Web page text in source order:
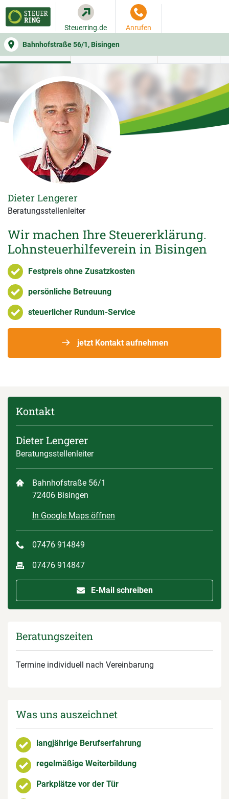
Bahnhofstraße 56/1, Bisingen
Steuerring.de Anrufen
WER SIE BERÄT BEITRAGSRECHNER
Wir machen Ihre Steuererklärung.
Lohnsteuerhilfeverein in Bisingen
Festpreis ohne Zusatzkosten
persönliche Betreuung
steuerlicher Rundum-Service
jetzt Kontakt aufnehmen
Dieter Lengerer
Beratungsstellenleiter
Kontakt
Dieter Lengerer
Beratungsstellenleiter
Bahnhofstraße 56/1
72406 Bisingen
In Google Maps öffnen
07476 914849
07476 914847
E-Mail schreiben
Beratungszeiten
Termine individuell nach Vereinbarung
Was uns auszeichnet
langjährige Berufserfahrung
regelmäßige Weiterbildung
Parkplätze vor der Tür